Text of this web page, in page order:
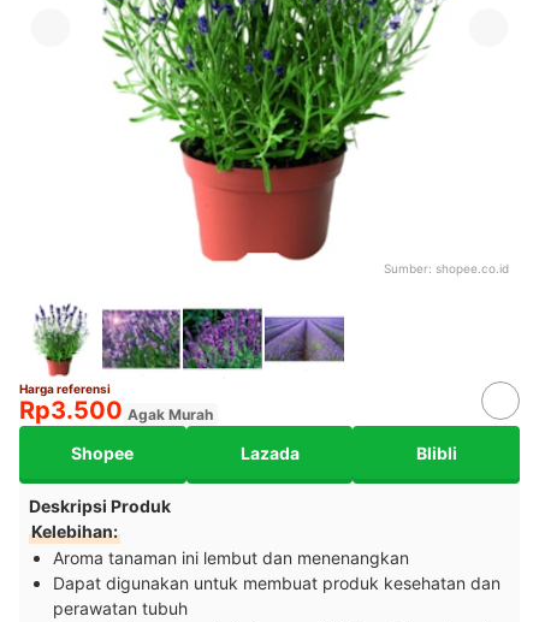
Sumber: shopee.co.id
Harga referensi
Rp3.500 Agak Murah
Shopee Lazada Blibli
Deskripsi Produk
Kelebihan:
Aroma tanaman ini lembut dan menenangkan
Dapat digunakan untuk membuat produk kesehatan dan
perawatan tubuh